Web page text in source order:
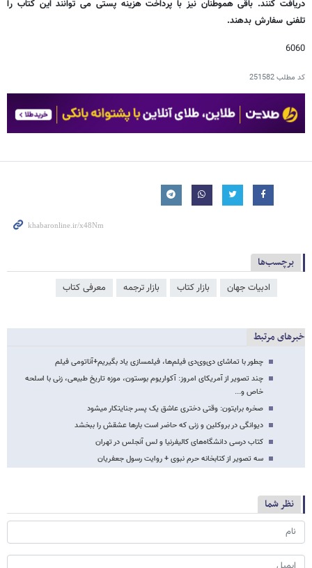
دریافت کنند. باقی هموطنان نیز با پرداخت هزینه پستی می توانند این کتاب را
تلفنی سفارش بدهند.
6060
کد مطلب251582
برچسب‌ها
ادبیات جهان بازار کتاب بازار ترجمه معرفی کتاب
خبرهای مرتبط
چطور با تماشای دی‌وی‌دی فیلم‌ها، فیلمسازی یاد بگیریم+آناتومی فیلم
چند تصویر از آمریکای امروز: آکواریوم بوستون، موزه تاریخ طبیعی، زنی با اسلحه
خاص و...
صخره برایتون: وقتی دختری عاشق یک پسر جنایت​کار می​شود
دیوانگی در بروکلین و زنی که حاضر است بارها عشقش را ببخشد
کتاب درسی دانشگاه‌های کالیفرنیا و لس آنجلس در تهران
سه تصویر از کتابخانه حرم نبوی + روایت رسول جعفریان
نظر شما